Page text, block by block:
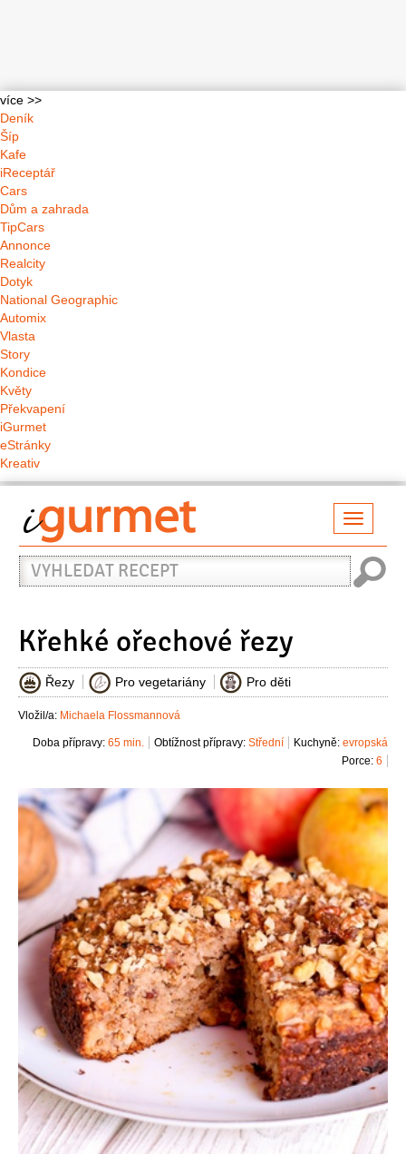
více >>
Deník
Šíp
Kafe
iReceptář
Cars
Dům a zahrada
TipCars
Annonce
Realcity
Dotyk
National Geographic
Automix
Vlasta
Story
Kondice
Květy
Překvapení
iGurmet
eStránky
Kreativ
Vyhledat
recept
Křehké ořechové řezy
Řezy Pro vegetariány Pro děti
Vložil/a: Michaela Flossmannová
Kuchyně: evropská
Obtížnost přípravy: Střední
Doba přípravy: 65 min.
Porce: 6